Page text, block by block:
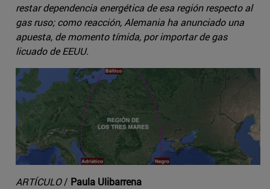
restar dependencia energética de esa región respecto al
gas ruso; como reacción, Alemania ha anunciado una
apuesta, de momento tímida, por importar de gas
licuado de EEUU.
ARTÍCULO/ Paula Ulibarrena